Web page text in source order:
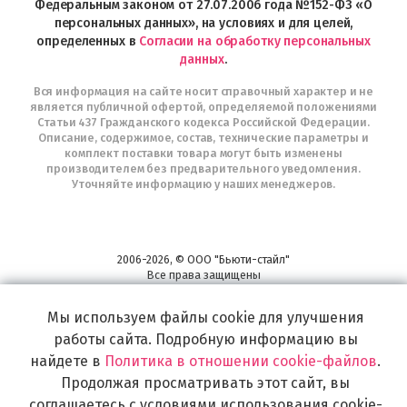
Федеральным законом от 27.07.2006 года №152-ФЗ «О
персональных данных», на условиях и для целей,
определенных в Согласии на обработку персональных
данных.
Вся информация на сайте носит справочный характер и не
является публичной офертой, определяемой положениями
Статьи 437 Гражданского кодекса Российской Федерации.
Описание, содержимое, состав, технические параметры и
комплект поставки товара могут быть изменены
производителем без предварительного уведомления.
Уточняйте информацию у наших менеджеров.
2006-2026, © ООО "Бьюти-стайл"
Все права защищены
Широкий выбор инструментов, аксессуаров и принадлежностей для
самых изысканных и необычных идей по созданию Вашего образа и стиля.
Мы используем файлы cookie для улучшения
работы сайта. Подробную информацию вы
найдете в Политика в отношении cookie-файлов.
Продолжая просматривать этот сайт, вы